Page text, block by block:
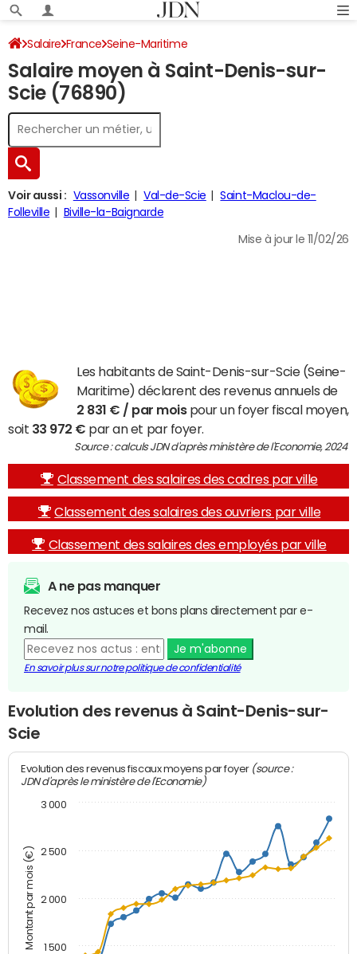
Salaire France Seine-Maritime
Salaire moyen à Saint-Denis-sur-
Scie (76890)
Voir aussi : Vassonville Val-de-Scie
Saint-Maclou-de-
Folleville
Biville-la-Baignarde
Mise à jour le 11/02/26
Les habitants de Saint-Denis-sur-Scie (Seine-
Maritime) déclarent des revenus annuels de
2 831 € / par moispour un foyer fiscal moyen,
soit 33 972 € par an et par foyer.
Source : calculs JDN d'après ministère de l'Economie, 2024
Classement des salaires des cadres par ville
Classement des salaires des ouvriers par ville
Classement des salaires des employés par ville
A ne pas manquer
Recevez nos astuces et bons plans directement par e-
mail.
Je m'abonne
En savoir plus sur notre politique de confidentialité
Evolution des revenus à Saint-Denis-sur-
Scie
Montant par mois (€)
Evolution des revenus fiscaux moyens par foyer (source :
JDN d'après le ministère de l'Economie)
1 500
2 000
2 500
3 000